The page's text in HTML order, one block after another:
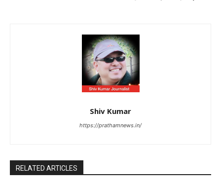
Shiv Kumar
https://prathamnews.in/
RELATED ARTICLES